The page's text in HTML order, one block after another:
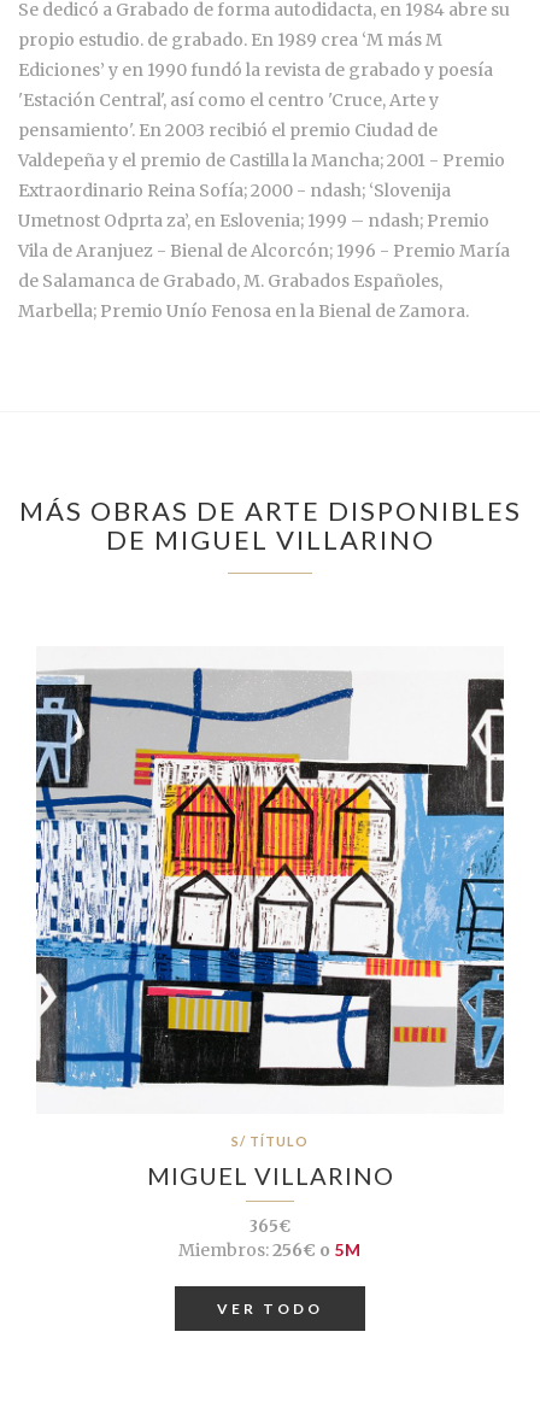
Se dedicó a Grabado de forma autodidacta, en 1984 abre su
propio estudio. de grabado. En 1989 crea ‘M más M
Ediciones’ y en 1990 fundó la revista de grabado y poesía
'Estación Central', así como el centro 'Cruce, Arte y
pensamiento'. En 2003 recibió el premio Ciudad de
Valdepeña y el premio de Castilla la Mancha; 2001 - Premio
Extraordinario Reina Sofía; 2000 - ndash; ‘Slovenija
Umetnost Odprta za’, en Eslovenia; 1999 – ndash; Premio
Vila de Aranjuez - Bienal de Alcorcón; 1996 - Premio María
de Salamanca de Grabado, M. Grabados Españoles,
Marbella; Premio Unío Fenosa en la Bienal de Zamora.
MÁS OBRAS DE ARTE DISPONIBLES
DE MIGUEL VILLARINO
S/ TÍTULO
MIGUEL VILLARINO
365€
Miembros:256€ o 5M
VER TODO